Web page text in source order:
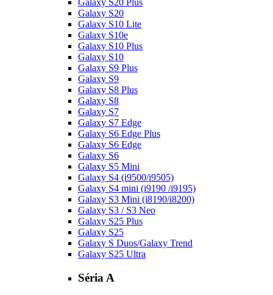
Galaxy S20 Plus
Galaxy S20
Galaxy S10 Lite
Galaxy S10e
Galaxy S10 Plus
Galaxy S10
Galaxy S9 Plus
Galaxy S9
Galaxy S8 Plus
Galaxy S8
Galaxy S7
Galaxy S7 Edge
Galaxy S6 Edge Plus
Galaxy S6 Edge
Galaxy S6
Galaxy S5 Mini
Galaxy S4 (i9500/i9505)
Galaxy S4 mini (i9190 /i9195)
Galaxy S3 Mini (i8190/i8200)
Galaxy S3 / S3 Neo
Galaxy S25 Plus
Galaxy S25
Galaxy S Duos/Galaxy Trend
Galaxy S25 Ultra
Séria A